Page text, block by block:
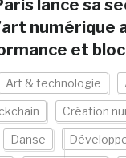
lance sa
numérique
et
Art & technologie
Création
Danse